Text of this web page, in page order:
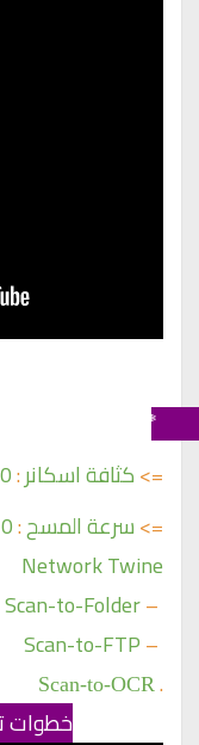
=>كثافة اسكانر:
=>سرعة المسح:
30
Network Twine
Scan-to-Folder–
Scan-to-FTP–
Scan-to-OCR .
خطوات